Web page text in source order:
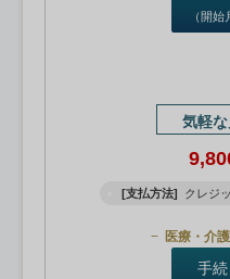
（開始
気軽
[支払方法] クレジ
医療・介
手